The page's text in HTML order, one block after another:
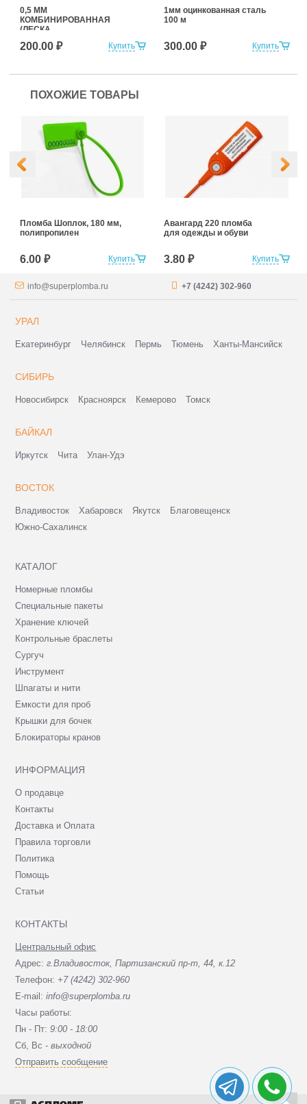
Купить
0,5 ММ
КОМБИНИРОВАННАЯ
(ЛЕСКА
+НЕРЖАВЕЮЩАЯ
СТАЛЬ) 100 м
200.00 ₽ Купить
1мм оцинкованная сталь
100 м
300.00 ₽
ПОХОЖИЕ ТОВАРЫ
Купить
Пломба Шоплок, 180 мм,
полипропилен
6.00 ₽ Купить
Авангард 220 пломба
для одежды и обуви
3.80 ₽
info@superplomba.ru +7 (4242) 302-960
УРАЛ
Екатеринбург Челябинск Пермь Тюмень Ханты-Мансийск
СИБИРЬ
Новосибирск Красноярск Кемерово Томск
БАЙКАЛ
Иркутск Чита Улан-Удэ
ВОСТОК
Владивосток Хабаровск Якутск
Благовещенск
Южно-Сахалинск
КАТАЛОГ
Номерные пломбы
Специальные пакеты
Хранение ключей
Контрольные браслеты
Сургуч
Инструмент
Шпагаты и нити
Емкости для проб
Крышки для бочек
Блокираторы кранов
ИНФОРМАЦИЯ
О продавце
Контакты
Доставка и Оплата
Правила торговли
Политика
Помощь
Статьи
КОНТАКТЫ
Центральный офис
Адрес:г.Владивосток, Партизанский пр-т, 44, к.12
Телефон: +7 (4242) 302-960
E-mail:info@superplomba.ru
Часы работы:
Пн - Пт:9:00 - 18:00
Сб, Вc -выходной
Отправить сообщение